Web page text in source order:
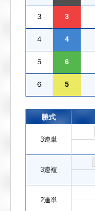
３ 3
４ 4
５ 6
６ 5
勝式
3連単
3連複
2連単